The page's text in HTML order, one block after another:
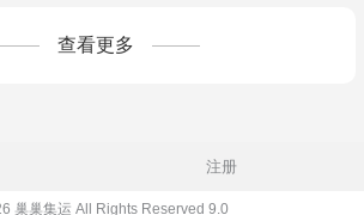
查看更多
注册
巢巢集运 All Rights Reserved 9.0